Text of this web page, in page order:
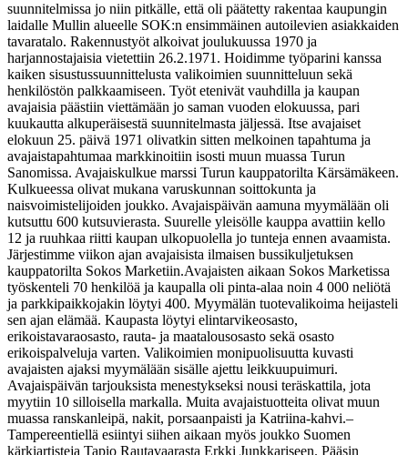
suunnitelmissa jo niin pitkälle, että oli päätetty rakentaa kaupungin
laidalle Mullin alueelle SOK:n ensimmäinen autoilevien asiakkaiden
tavaratalo. Rakennustyöt alkoivat joulukuussa 1970 ja
harjannostajaisia vietettiin 26.2.1971. Hoidimme työparini kanssa
kaiken sisustussuunnittelusta valikoimien suunnitteluun sekä
henkilöstön palkkaamiseen. Työt etenivät vauhdilla ja kaupan
avajaisia päästiin viettämään jo saman vuoden elokuussa, pari
kuukautta alkuperäisestä suunnitelmasta jäljessä. Itse avajaiset
elokuun 25. päivä 1971 olivatkin sitten melkoinen tapahtuma ja
avajaistapahtumaa markkinoitiin isosti muun muassa Turun
Sanomissa. Avajaiskulkue marssi Turun kauppatorilta Kärsämäkeen.
Kulkueessa olivat mukana varuskunnan soittokunta ja
naisvoimistelijoiden joukko. Avajaispäivän aamuna myymälään oli
kutsuttu 600 kutsuvierasta. Suurelle yleisölle kauppa avattiin kello
12 ja ruuhkaa riitti kaupan ulkopuolella jo tunteja ennen avaamista.
Järjestimme viikon ajan avajaisista ilmaisen bussikuljetuksen
kauppatorilta Sokos Marketiin.Avajaisten aikaan Sokos Marketissa
työskenteli 70 henkilöä ja kaupalla oli pinta-alaa noin 4 000 neliötä
ja parkkipaikkojakin löytyi 400. Myymälän tuotevalikoima heijasteli
sen ajan elämää. Kaupasta löytyi elintarvikeosasto,
erikoistavaraosasto, rauta- ja maatalousosasto sekä osasto
erikoispalveluja varten. Valikoimien monipuolisuutta kuvasti
avajaisten ajaksi myymälään sisälle ajettu leikkuupuimuri.
Avajaispäivän tarjouksista menestykseksi nousi teräskattila, jota
myytiin 10 silloisella markalla. Muita avajaistuotteita olivat muun
muassa ranskanleipä, nakit, porsaanpaisti ja Katriina-kahvi.–
Tampereentiellä esiintyi siihen aikaan myös joukko Suomen
kärkiartisteja Tapio Rautavaarasta Erkki Junkkariseen. Pääsin